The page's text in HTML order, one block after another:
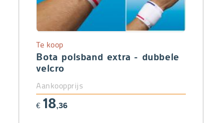
Bota polsband extra - dubbele
velcro
Te koop
Aankoopprijs
€ 18,36